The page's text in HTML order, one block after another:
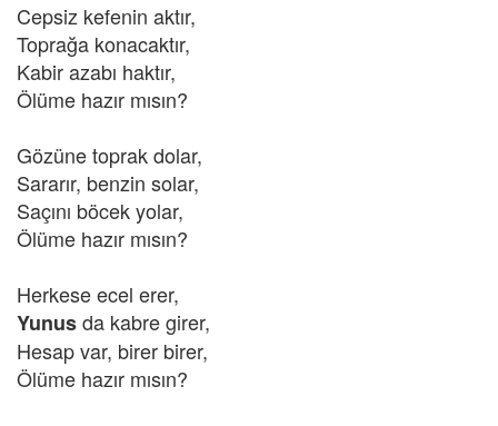
Cepsiz kefenin aktır,
Toprağa konacaktır,
Kabir azabı haktır,
Ölüme hazır mısın?
Gözüne toprak dolar,
Sararır, benzin solar,
Saçını böcek yolar,
Ölüme hazır mısın?
Herkese ecel erer,
Yunusda kabre girer,
Hesap var, birer birer,
Ölüme hazır mısın?